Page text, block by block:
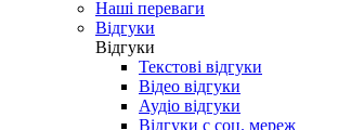
Наші переваги
Відгуки
Відгуки
Текстові відгуки
Відео відгуки
Аудіо відгуки
Відгуки с соц. мереж